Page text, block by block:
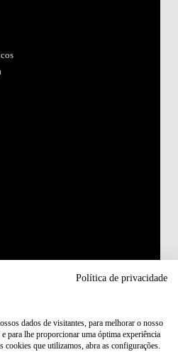
Política de privacidade
dados de visitantes, para melhorar o nosso
para lhe proporcionar uma óptima experiência
cookies que utilizamos, abra as configurações.